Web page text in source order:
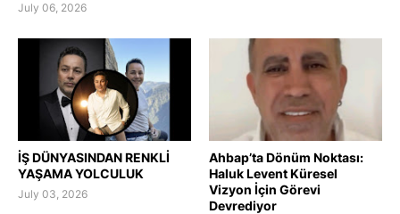
July 06, 2026
İŞ DÜNYASINDAN RENKLİ
YAŞAMA YOLCULUK
July 03, 2026
Ahbap’ta Dönüm Noktası:
Haluk Levent Küresel
Vizyon İçin Görevi
Devrediyor